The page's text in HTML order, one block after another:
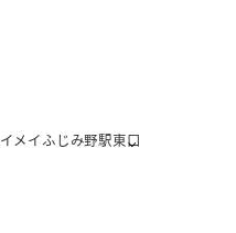
メイふじみ野駅東口